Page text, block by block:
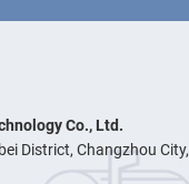
Co., Ltd.
District, Changzhou City,